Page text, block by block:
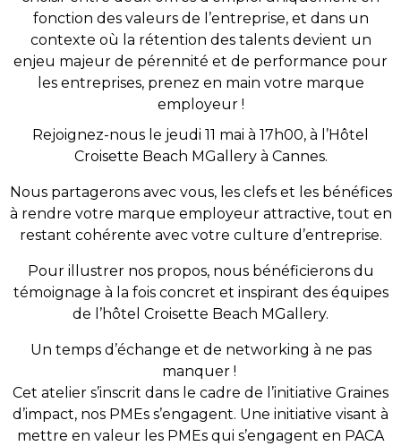
fonction des valeurs de l’entreprise, et dans un
contexte où la rétention des talents devient un
enjeu majeur de pérennité et de performance pour
les entreprises, prenez en main votre marque
employeur !
Rejoignez-nous le jeudi 11 mai à 17h00, à l’Hôtel
Croisette Beach MGallery à Cannes.
Nous partagerons avec vous, les clefs et les bénéfices
à rendre votre marque employeur attractive, tout en
restant cohérente avec votre culture d’entreprise.
Pour illustrer nos propos, nous bénéficierons du
témoignage à la fois concret et inspirant des équipes
de l’hôtel Croisette Beach MGallery.
Un temps d’échange et de networking à ne pas
manquer !
Cet atelier s’inscrit dans le cadre de l’initiative Graines
d’impact, nos PMEs s’engagent. Une initiative visant à
mettre en valeur les PMEs qui s’engagent en PACA